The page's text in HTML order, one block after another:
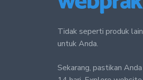
Tidak seperti produk
untuk Anda.
Sekarang, pastikan